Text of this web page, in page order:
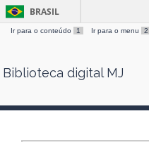
Skip
BRASIL
Ir para o conteúdo 1 Ir para o menu 2
Biblioteca digital MJ